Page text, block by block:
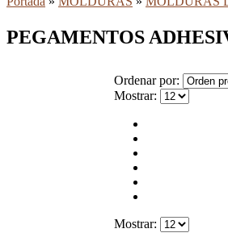
PEGAMENTOS
Ordenar por:
Mostrar:
Mostrar: